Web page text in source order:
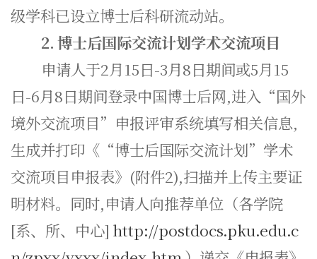
级学科已设立博士后科研流动站。
2.博士后国际交流计划学术交流项目
申请人于2月15日-3月8日期间或5月15
日-6月8日期间登录中国博士后网,进入“国外
境外交流项目”申报评审系统填写相关信息,
生成并打印《“博士后国际交流计划”学术
交流项目申报表》(附件2),扫描并上传主要证
明材料。同时,申请人向推荐单位（各学院
[系、所、中心] http://postdocs.pku.edu.c